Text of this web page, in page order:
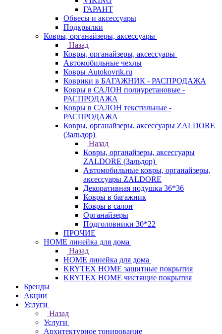
ГАРАНТ
Обвесы и аксессуары
Подкрылки
Ковры, органайзеры, аксессуары
Назад
Ковры, органайзеры, аксессуары
Автомобильные чехлы
Ковры Autokovrik.ru
Коврики в БАГАЖНИК - РАСПРОДАЖА
Ковры в САЛОН полиуретановые -
РАСПРОДАЖА
Ковры в САЛОН текстильные -
РАСПРОДАЖА
Ковры, органайзеры, аксессуары ZALDORE
(Зальдор)
Назад
Ковры, органайзеры, аксессуары
ZALDORE (Зальдор)
Автомобильные ковры, органайзеры,
аксессуары ZALDORE
Декоративная подушка 36*36
Ковры в багажник
Ковры в салон
Органайзеры
Подголовники 30*22
ПРОЧИЕ
HOME линейка для дома
Назад
HOME линейка для дома
KRYTEX HOME защитные покрытия
KRYTEX HOME чистящие покрытия
Бренды
Акции
Услуги
Назад
Услуги
Архитектурное тонирование